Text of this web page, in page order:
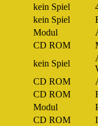
kein Spiel
kein Spiel
Modul
CD ROM
kein Spiel
CD ROM
CD ROM
Modul
CD ROM